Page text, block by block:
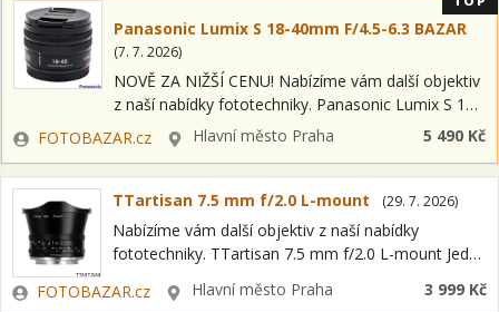
Panasonic Lumix S 18-40mm F/4.5-6.3 BAZAR
(7. 7. 2026)
NOVĚ ZA NIŽŠÍ CENU! Nabízíme vám další objektiv
z naší nabídky fototechniky. Panasonic Lumix S 18-
40mm F/4.5-6.3 BAZAR Jedná se o položku OPEN
BOX = nový kus s…
Zadavatel
FOTOBAZAR.cz LokalitaHlavní město Praha 5 490 Kč
TTartisan 7.5 mm f/2.0 L-mount (29. 7. 2026)
Nabízíme vám další objektiv z naší nabídky
fototechniky. TTartisan 7.5 mm f/2.0 L-mount Jedná
zárukou a možností odpočtu…
Zadavatel
FOTOBAZAR.cz LokalitaHlavní město Praha 3 999 Kč